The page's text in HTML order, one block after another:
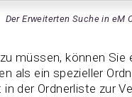
Der Erweiterten Suche in eM
müssen, können Sie
als ein spezieller
der Ordnerliste zur